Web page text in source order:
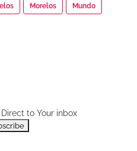
Morelos Mundo
to Your inbox